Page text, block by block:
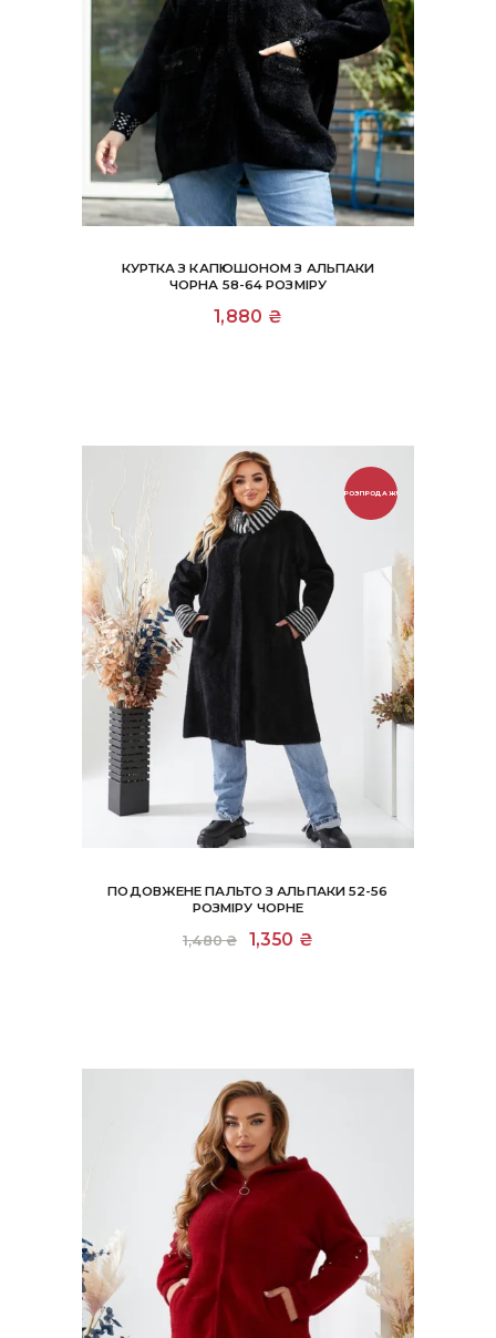
КУРТКА З КАПЮШОНОМ З АЛЬПАКИ
ЧОРНА 58-64 РОЗМІРУ
1,880 ₴
РОЗПРОДАЖ!
ПОДОВЖЕНЕ ПАЛЬТО З АЛЬПАКИ 52-56
РОЗМІРУ ЧОРНЕ
1,480₴
Оригінальна
1,350 ₴